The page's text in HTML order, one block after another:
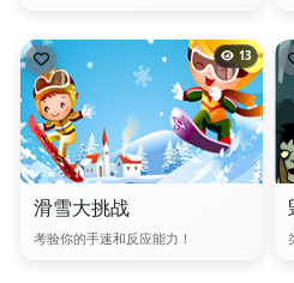
13
滑雪大挑战
考验你的手速和反应能力！